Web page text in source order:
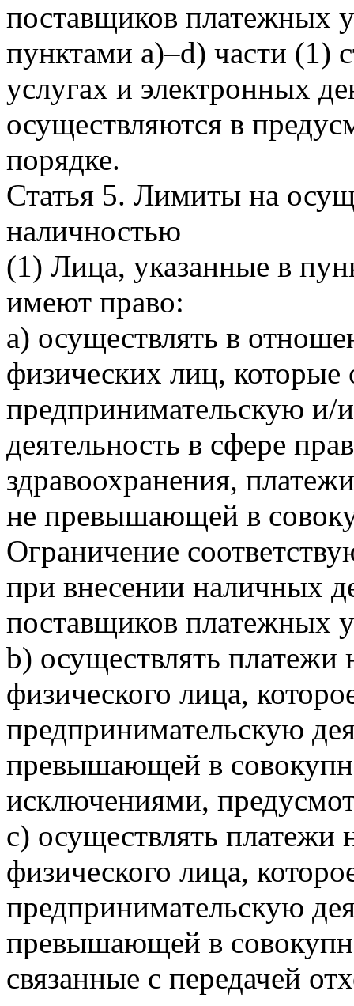
поставщиков платежных
пунктами a)–d) части (1)
услугах и электронных
осуществляются в
порядке.
Статья 5. Лимиты на
наличностью
(1) Лица, указанные в
имеют право:
а) осуществлять в
физических лиц, которые
предпринимательскую и/
деятельность в сфере
здравоохранения,
не превышающей в
Ограничение
при внесении наличных
поставщиков платежных
b) осуществлять
физического лица,
предпринимательскую
превышающей в
исключениями,
c) осуществлять
физического лица,
предпринимательскую
превышающей в
связанные с передачей